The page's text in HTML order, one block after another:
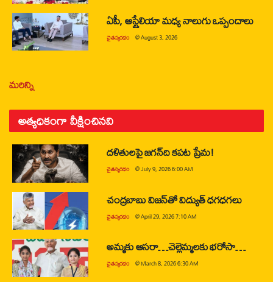
ఏపీ, ఆస్ట్రేలియా మధ్య నాలుగు ఒప్పందాలు
చైతన్యరధం @August 3, 2026
మరిన్ని
అత్యధికంగా వీక్షించినవి
దళితులపై జగన్‌ది కపట ప్రేమ!
చైతన్యరధం @July 9, 2026 6:00 AM
చంద్రబాబు విజన్‌తో విద్యుత్ ధగధగలు
చైతన్యరధం @April 29, 2026 7:10 AM
అమ్మకు ఆసరా…చెల్లెమ్మలకు భరోసా…
చైతన్యరధం @March 8, 2026 6:30 AM